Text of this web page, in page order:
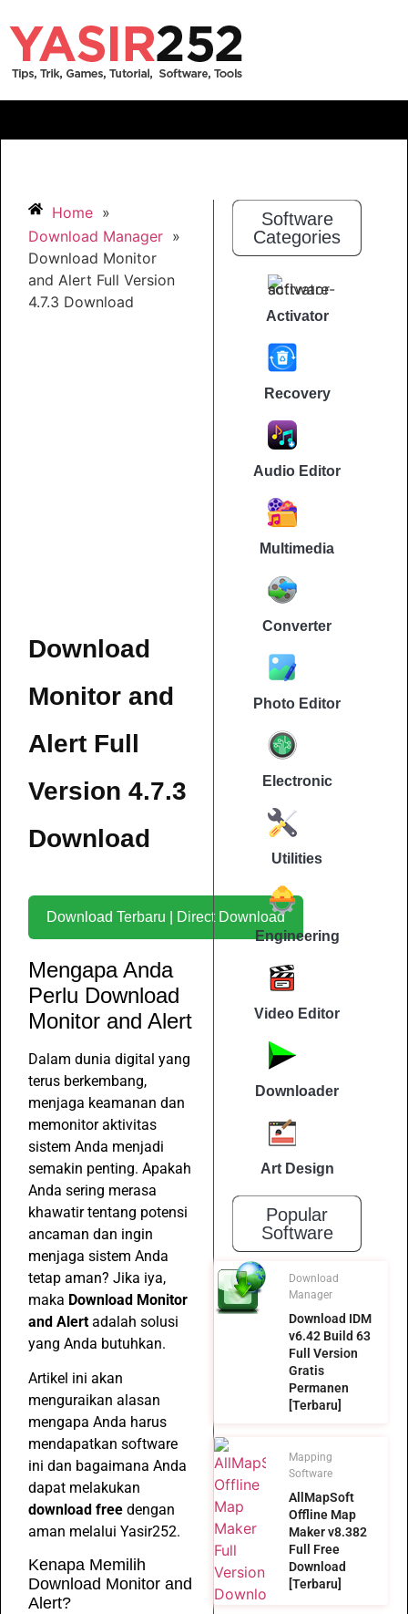
Home »
Download Manager »
Download Monitor
and Alert Full Version
4.7.3 Download
Download
Monitor and
Alert Full
Version 4.7.3
Download
Download Terbaru | Direct Download
Mengapa Anda
Perlu Download
Monitor and Alert
Dalam dunia digital yang
terus berkembang,
menjaga keamanan dan
memonitor aktivitas
sistem Anda menjadi
semakin penting. Apakah
Anda sering merasa
khawatir tentang potensi
ancaman dan ingin
menjaga sistem Anda
tetap aman? Jika iya,
maka Download Monitor
and Alert adalah solusi
yang Anda butuhkan.
Artikel ini akan
menguraikan alasan
mengapa Anda harus
mendapatkan software
ini dan bagaimana Anda
dapat melakukan
download free dengan
aman melalui Yasir252.
Kenapa Memilih
Download Monitor and
Alert?
Software
Categories
Activator
Recovery
Audio Editor
Multimedia
Converter
Photo Editor
Electronic
Utilities
Engineering
Video Editor
Downloader
Art Design
Popular
Software
Download
Manager
Download IDM
v6.42 Build 63
Full Version
Gratis
Permanen
[Terbaru]
Mapping
Software
AllMapSoft
Offline Map
Maker v8.382
Full Free
Download
[Terbaru]